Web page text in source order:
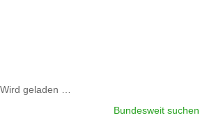
Wird geladen …
Bundesweit suchen